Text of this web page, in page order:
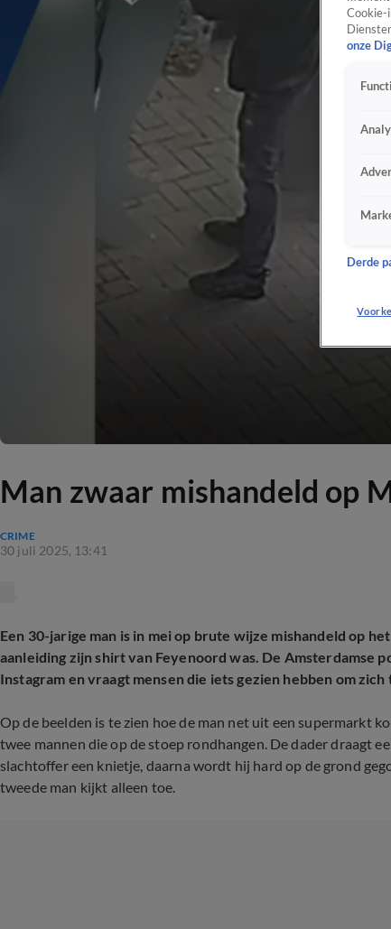
Man zwaar mishandeld op
CRIME
30 juli 2025, 13:41
Een 30-jarige man is in mei op brute wijze mishandeld op
aanleiding zijn shirt van Feyenoord was. De Amsterdamse
Instagram en vraagt mensen die iets gezien hebben om zich
Op de beelden is te zien hoe de man net uit een supermarkt
twee mannen die op de stoep rondhangen. De dader draagt
slachtoffer een knietje, daarna wordt hij hard op de grond
tweede man kijkt alleen toe.
Cookie-
onze
Derde